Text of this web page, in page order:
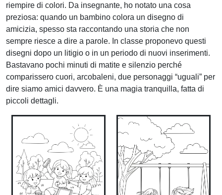
riempire di colori. Da insegnante, ho notato una cosa
preziosa: quando un bambino colora un disegno di
amicizia, spesso sta raccontando una storia che non
sempre riesce a dire a parole. In classe proponevo questi
disegni dopo un litigio o in un periodo di nuovi inserimenti.
Bastavano pochi minuti di matite e silenzio perché
comparissero cuori, arcobaleni, due personaggi “uguali” per
dire siamo amici davvero. È una magia tranquilla, fatta di
piccoli dettagli.